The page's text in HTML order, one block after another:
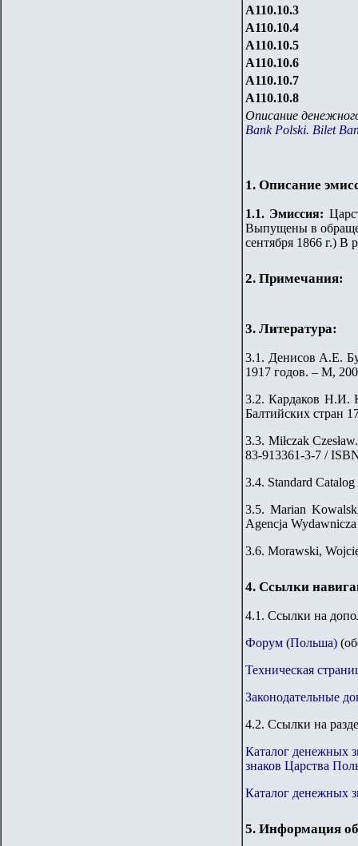
А110.10.3
А110.10.4
А110.10.5
А110.10.6
А110.10.7
А110.10.8
Описание
Bank Polski. Bilet
1. Описание
1.1. Эмиссия:
Выпущены в
сентября 1866 г.) В
2. Примечания:
3. Литература:
3.1. Денисов А.Е.
1917 годов. – М,
3.2. Кардаков Н.И.
Балтийских стран
3.3. Miłczak
83-913361-3-7 /
3.4. Standard
3.5. Marian
Agencja
3.6. Morawski,
4. Ссылки
4.1. Ссылки на
Форум (Польша)
Техническая
Законодательные
4.2. Ссылки на
Каталог денежных
знаков Царства
Каталог денежных
5. Информация